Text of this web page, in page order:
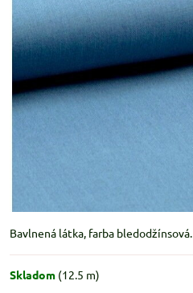
Bavlnená látka, farba bledodžínsová.
Skladom (12.5 m)